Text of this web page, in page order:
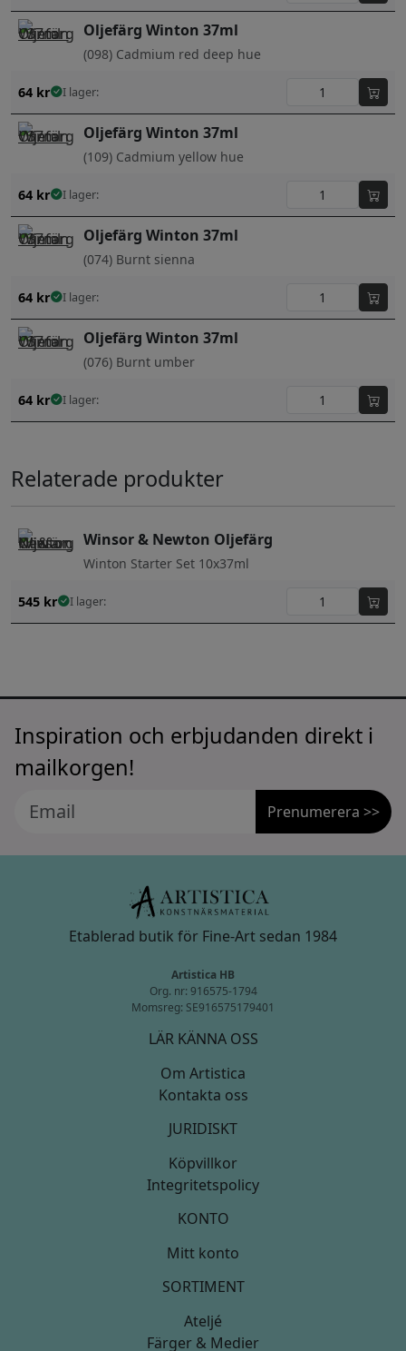
Oljefärg Winton 37ml
(098) Cadmium red deep hue
64 kr I lager:
Oljefärg Winton 37ml
(109) Cadmium yellow hue
64 kr I lager:
Oljefärg Winton 37ml
(074) Burnt sienna
64 kr I lager:
Oljefärg Winton 37ml
(076) Burnt umber
64 kr I lager:
Relaterade produkter
Winsor & Newton Oljefärg
Winton Starter Set 10x37ml
545 kr I lager:
Inspiration och erbjudanden direkt i
mailkorgen!
Prenumerera >>
Etablerad butik för Fine-Art sedan 1984
Artistica HB
Org. nr: 916575-1794
Momsreg: SE916575179401
LÄR KÄNNA OSS
Om Artistica
Kontakta oss
JURIDISKT
Köpvillkor
Integritetspolicy
KONTO
Mitt konto
SORTIMENT
Ateljé
Färger & Medier